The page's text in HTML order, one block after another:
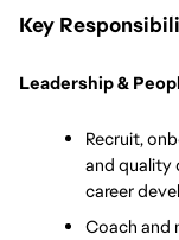
Key
Leadership &
Recruit,
and quality
career
Coach and